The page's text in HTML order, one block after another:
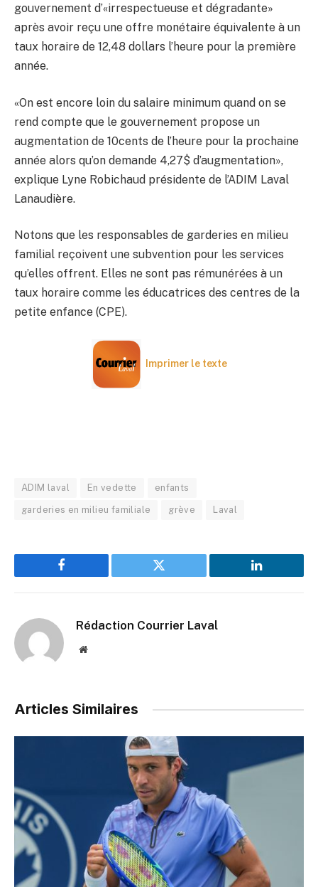
gouvernement d’«irrespectueuse et dégradante»
après avoir reçu une offre monétaire équivalente à un
taux horaire de 12,48 dollars l’heure pour la première
année.
«On est encore loin du salaire minimum quand on se
rend compte que le gouvernement propose un
augmentation de 10cents de l’heure pour la prochaine
année alors qu’on demande 4,27$ d’augmentation»,
explique Lyne Robichaud présidente de l’ADIM Laval
Lanaudière.
Notons que les responsables de garderies en milieu
familial reçoivent une subvention pour les services
qu’elles offrent. Elles ne sont pas rémunérées à un
taux horaire comme les éducatrices des centres de la
petite enfance (CPE).
Imprimer le texte
ADIM laval En vedette enfants
garderies en milieu familiale grève Laval
Facebook Twitter LinkedIn
Rédaction Courrier Laval
Website
Articles Similaires